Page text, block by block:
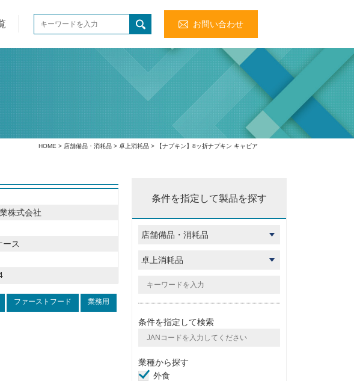
お問い合わせ
HOME > 店舗備品・消耗品 > 卓上消耗品 > 【ナプキン】8ッ折ナプキン キャビア
株式会社
ース
ファーストフード 業務用
条件を指定して製品を探す
条件を指定して検索
業種から探す
外食